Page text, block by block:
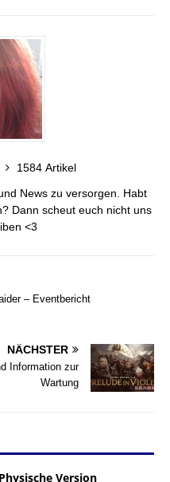
1584 Artikel
News zu versorgen. Habt
Dann scheut euch nicht uns
<3
– Eventbericht
NÄCHSTER
Information zur
Wartung
Version